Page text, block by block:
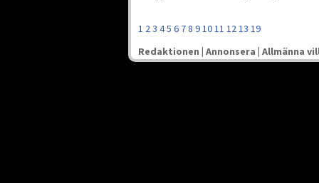
1 23 45 6 78 91011 1213 19
Redaktionen | Annonsera | Allmänna